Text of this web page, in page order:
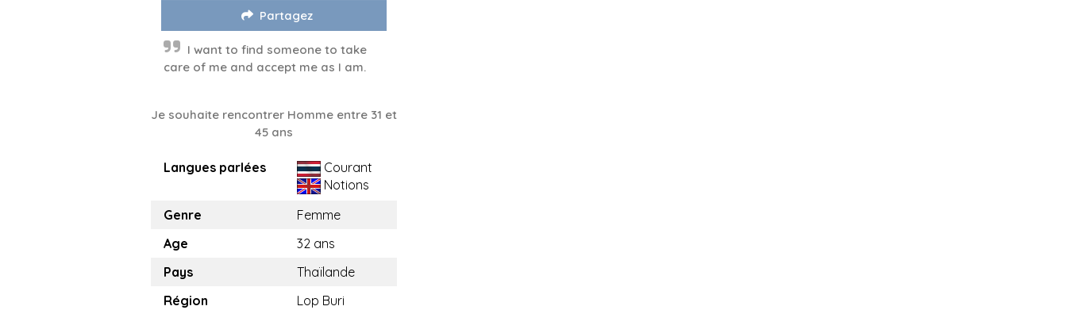
Partagez
I want to find someone to take
care of me and accept me as I am.
Je souhaite rencontrer Homme entre 31 et
45 ans
Langues parlées
Courant
Notions
Genre
Femme
Age
32 ans
Pays
Thaïlande
Région
Lop Buri